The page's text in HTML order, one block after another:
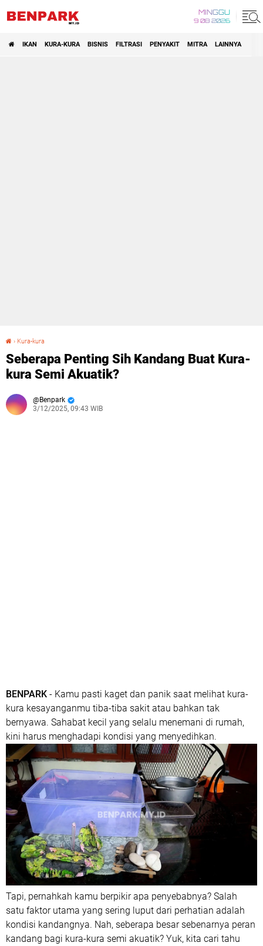
MINGGU
9 08 2026
IKAN KURA-KURA BISNIS FILTRASI PENYAKIT MITRA LAINNYA
› Kura-kura
Seberapa Penting Sih Kandang Buat Kura-
kura Semi Akuatik?
Benpark
3/12/2025, 09:43 WIB
BENPARK - Kamu pasti kaget dan panik saat melihat kura-
kura kesayanganmu tiba-tiba sakit atau bahkan tak
bernyawa. Sahabat kecil yang selalu menemani di rumah,
kini harus menghadapi kondisi yang menyedihkan.
Tapi, pernahkah kamu berpikir apa penyebabnya? Salah
satu faktor utama yang sering luput dari perhatian adalah
kondisi kandangnya. Nah, seberapa besar sebenarnya peran
kandang bagi kura-kura semi akuatik? Yuk, kita cari tahu